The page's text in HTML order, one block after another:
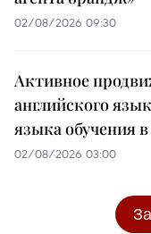
02/08/2026 09:30
Активное
английского
языка обучения
02/08/2026 03:00